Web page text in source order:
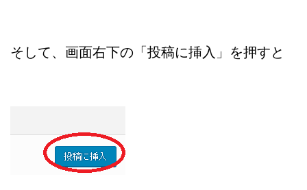
そして、画面右下の「投稿に挿入」を押すと